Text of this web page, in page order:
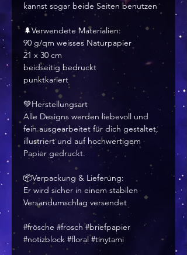
kannst sogar beide Seiten benutzen
🌲Verwendete Materialien:
90 g/qm weisses Naturpapier
21 x 30 cm
beidseitig bedruckt
punktkariert
💚Herstellungsart
Alle Designs werden liebevoll und
fein ausgearbeitet für dich gestaltet,
illustriert und auf hochwertigem
Papier gedruckt.
📦Verpackung & Lieferung:
Er wird sicher in einem stabilen
Versandumschlag versendet
#frösche #frosch #briefpapier
#notizblock #floral #tinytami